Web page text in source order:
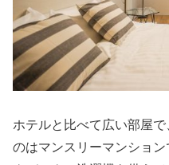
ホテルと比べて広い部屋
のはマンスリーマンショ